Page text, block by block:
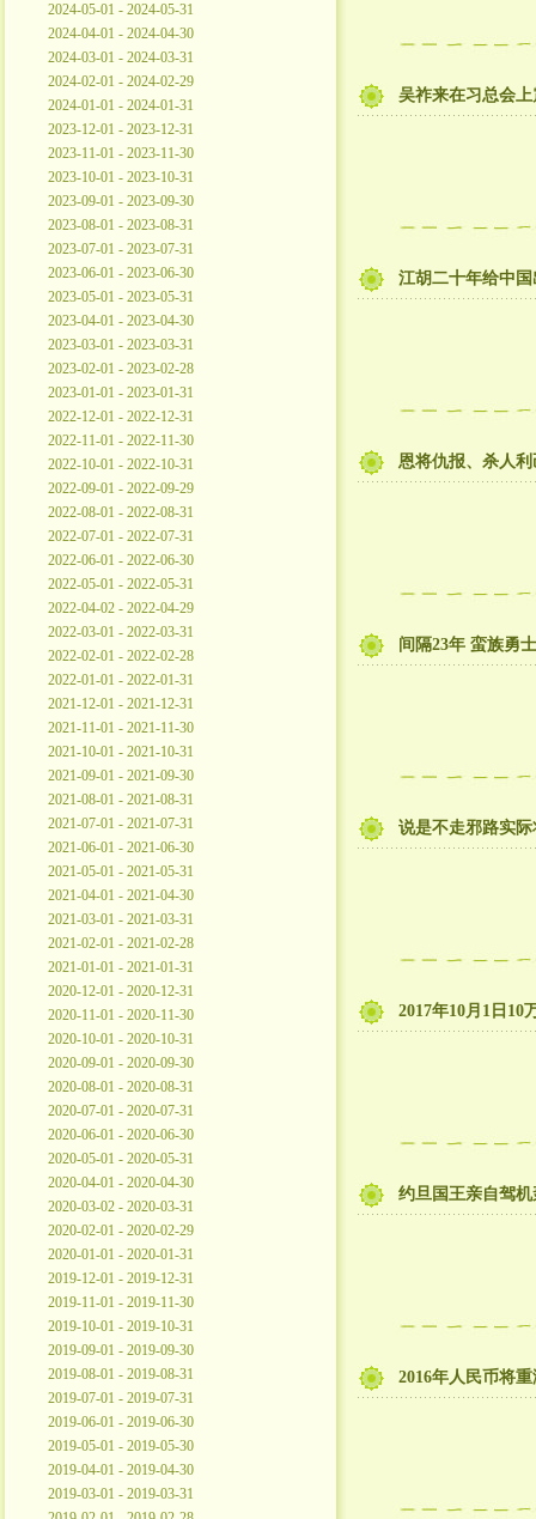
2024-05-01 - 2024-05-31
2024-04-01 - 2024-04-30
2024-03-01 - 2024-03-31
2024-02-01 - 2024-02-29
2024-01-01 - 2024-01-31
2023-12-01 - 2023-12-31
2023-11-01 - 2023-11-30
2023-10-01 - 2023-10-31
2023-09-01 - 2023-09-30
2023-08-01 - 2023-08-31
2023-07-01 - 2023-07-31
2023-06-01 - 2023-06-30
2023-05-01 - 2023-05-31
2023-04-01 - 2023-04-30
2023-03-01 - 2023-03-31
2023-02-01 - 2023-02-28
2023-01-01 - 2023-01-31
2022-12-01 - 2022-12-31
2022-11-01 - 2022-11-30
2022-10-01 - 2022-10-31
2022-09-01 - 2022-09-29
2022-08-01 - 2022-08-31
2022-07-01 - 2022-07-31
2022-06-01 - 2022-06-30
2022-05-01 - 2022-05-31
2022-04-02 - 2022-04-29
2022-03-01 - 2022-03-31
2022-02-01 - 2022-02-28
2022-01-01 - 2022-01-31
2021-12-01 - 2021-12-31
2021-11-01 - 2021-11-30
2021-10-01 - 2021-10-31
2021-09-01 - 2021-09-30
2021-08-01 - 2021-08-31
2021-07-01 - 2021-07-31
2021-06-01 - 2021-06-30
2021-05-01 - 2021-05-31
2021-04-01 - 2021-04-30
2021-03-01 - 2021-03-31
2021-02-01 - 2021-02-28
2021-01-01 - 2021-01-31
2020-12-01 - 2020-12-31
2020-11-01 - 2020-11-30
2020-10-01 - 2020-10-31
2020-09-01 - 2020-09-30
2020-08-01 - 2020-08-31
2020-07-01 - 2020-07-31
2020-06-01 - 2020-06-30
2020-05-01 - 2020-05-31
2020-04-01 - 2020-04-30
2020-03-02 - 2020-03-31
2020-02-01 - 2020-02-29
2020-01-01 - 2020-01-31
2019-12-01 - 2019-12-31
2019-11-01 - 2019-11-30
2019-10-01 - 2019-10-31
2019-09-01 - 2019-09-30
2019-08-01 - 2019-08-31
2019-07-01 - 2019-07-31
2019-06-01 - 2019-06-30
2019-05-01 - 2019-05-30
2019-04-01 - 2019-04-30
2019-03-01 - 2019-03-31
吴祚来在习总会
江胡二十年给中
恩将仇报、杀人
间隔23年 蛮族勇
说是不走邪路实
2017年10月1日10
约旦国王亲自驾
2016年人民币将